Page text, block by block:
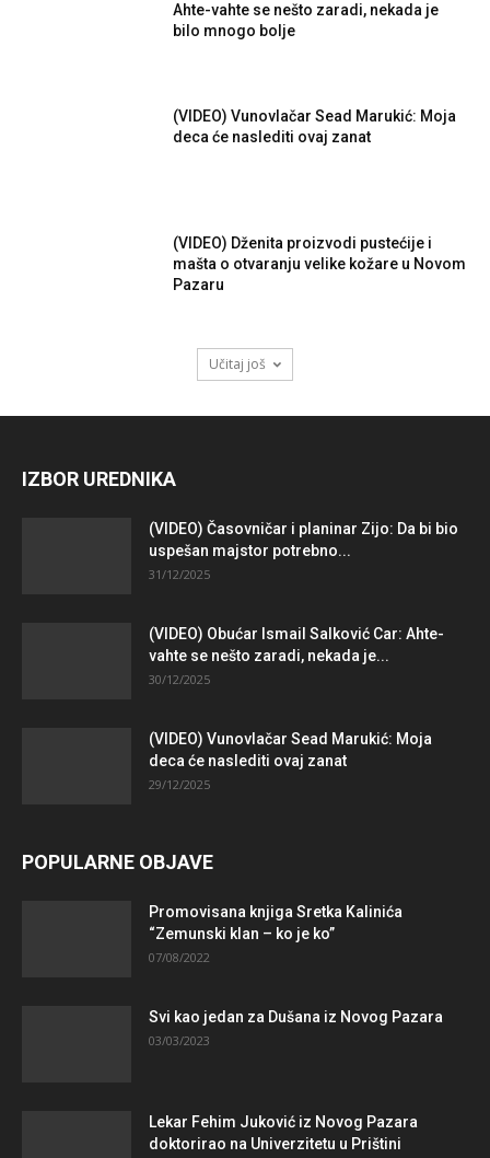
Ahte-vahte se nešto zaradi, nekada je
bilo mnogo bolje
(VIDEO) Vunovlačar Sead Marukić: Moja
deca će naslediti ovaj zanat
(VIDEO) Dženita proizvodi pustećije i
mašta o otvaranju velike kožare u Novom
Pazaru
Učitaj još
IZBOR UREDNIKA
(VIDEO) Časovničar i planinar Zijo: Da bi bio
uspešan majstor potrebno...
31/12/2025
(VIDEO) Obućar Ismail Salković Car: Ahte-
vahte se nešto zaradi, nekada je...
30/12/2025
(VIDEO) Vunovlačar Sead Marukić: Moja
deca će naslediti ovaj zanat
29/12/2025
POPULARNE OBJAVE
Promovisana knjiga Sretka Kalinića
“Zemunski klan – ko je ko”
07/08/2022
Svi kao jedan za Dušana iz Novog Pazara
03/03/2023
Lekar Fehim Juković iz Novog Pazara
doktorirao na Univerzitetu u Prištini